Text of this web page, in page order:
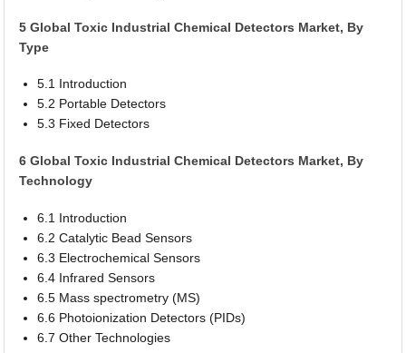
5 Global Toxic Industrial Chemical Detectors Market, By
Type
5.1 Introduction
5.2 Portable Detectors
5.3 Fixed Detectors
6 Global Toxic Industrial Chemical Detectors Market, By
Technology
6.1 Introduction
6.2 Catalytic Bead Sensors
6.3 Electrochemical Sensors
6.4 Infrared Sensors
6.5 Mass spectrometry (MS)
6.6 Photoionization Detectors (PIDs)
6.7 Other Technologies